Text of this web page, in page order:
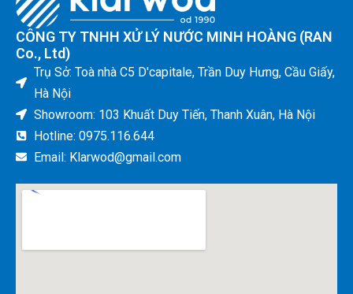
CÔNG TY TNHH XỬ LÝ NƯỚC MINH HOÀNG (RAN
Co., Ltd)
Trụ Sở: Toà nhà C5 D'capitale, Trần Duy Hưng, Cầu Giấy,
Hà Nội
Showroom: 103 Khuất Duy Tiến, Thanh Xuân, Hà Nội
Hotline: 0975.116.644
Email: Klarwod@gmail.com